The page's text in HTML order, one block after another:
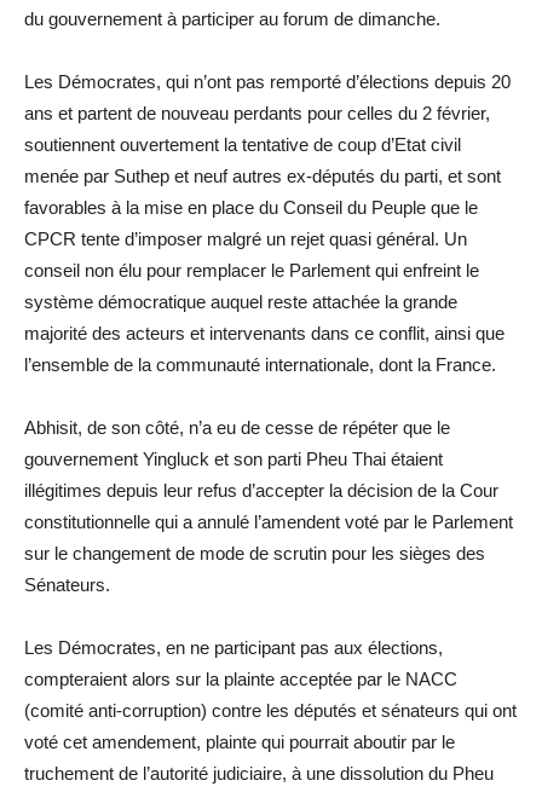
du gouvernement à participer au forum de dimanche.
Les Démocrates, qui n’ont pas remporté d’élections depuis 20
ans et partent de nouveau perdants pour celles du 2 février,
soutiennent ouvertement la tentative de coup d’Etat civil
menée par Suthep et neuf autres ex-députés du parti, et sont
favorables à la mise en place du Conseil du Peuple que le
CPCR tente d’imposer malgré un rejet quasi général. Un
conseil non élu pour remplacer le Parlement qui enfreint le
système démocratique auquel reste attachée la grande
majorité des acteurs et intervenants dans ce conflit, ainsi que
l’ensemble de la communauté internationale, dont la France.
Abhisit, de son côté, n’a eu de cesse de répéter que le
gouvernement Yingluck et son parti Pheu Thai étaient
illégitimes depuis leur refus d’accepter la décision de la Cour
constitutionnelle qui a annulé l’amendent voté par le Parlement
sur le changement de mode de scrutin pour les sièges des
Sénateurs.
Les Démocrates, en ne participant pas aux élections,
compteraient alors sur la plainte acceptée par le NACC
(comité anti-corruption) contre les députés et sénateurs qui ont
voté cet amendement, plainte qui pourrait aboutir par le
truchement de l’autorité judiciaire, à une dissolution du Pheu